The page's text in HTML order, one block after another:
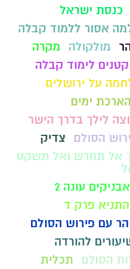
כנסת ישראל
אסור ללמוד קבלה
מולקולה
מקרה
לימוד קבלה
על ירושלים
ימים
לילך בדרך הישר
הסולם
צדיק
אל תחרש ואל תשקט
עונה 2
פרק ד
עם פירוש הסולם
להורדה
הסולם
תכלית